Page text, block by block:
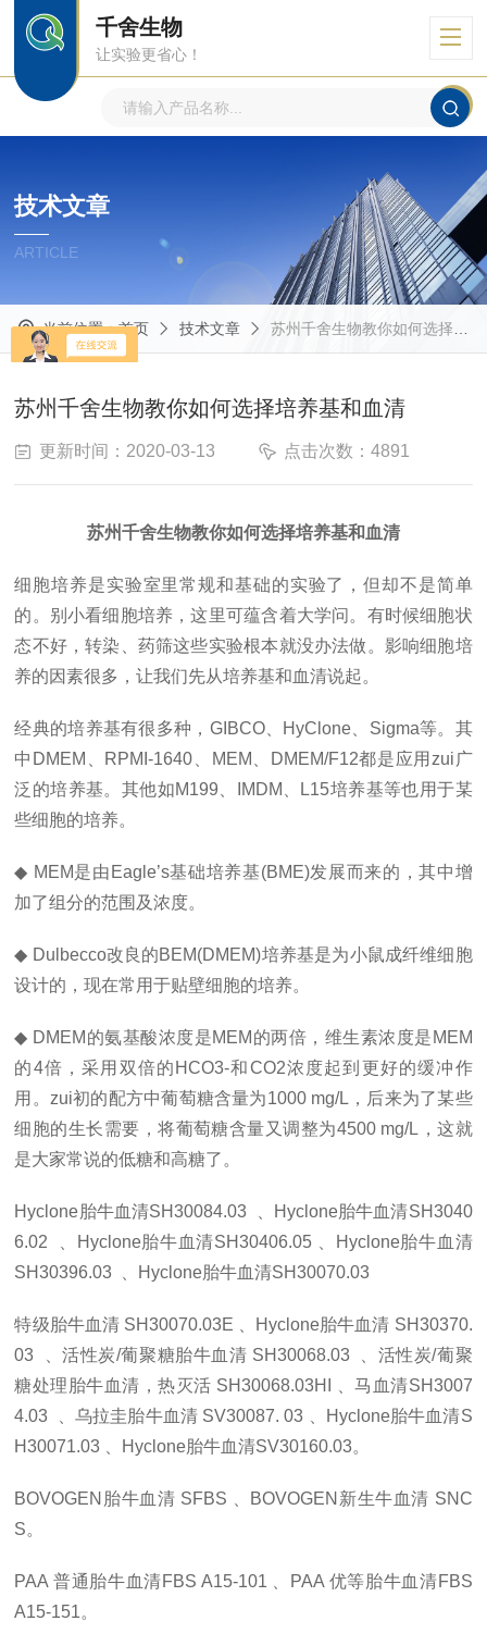
千舍生物
让实验更省心！
技术文章
ARTICLE
当前位置：首页 技术文章 苏州千舍生物教你如何选择培养基和血清
苏州千舍生物教你如何选择培养基和血清
更新时间：2020-03-13 点击次数：4891
苏州千舍生物教你如何选择培养基和血清
细胞培养是实验室里常规和基础的实验了，但却不是简单
的。别小看细胞培养，这里可蕴含着大学问。有时候细胞状
态不好，转染、药筛这些实验根本就没办法做。影响细胞培
养的因素很多，让我们先从培养基和血清说起。
经典的培养基有很多种，GIBCO、
HyClone、Sigma等。其
中DMEM、RPMI-1640、MEM、DMEM/F12都是应用 zui 广
泛的培养基。其他如M199、IMDM、L15培养基等也用于某
些细胞的培养。
◆ MEM是由Eagle’s基础培养基(BME)发展而来的，其中增
加了组分的范围及浓度。
◆ Dulbecco改良的BEM(DMEM)培养基是为小鼠成纤维细胞
设计的，现在常用于贴壁细胞的培养。
◆ DMEM的氨基酸浓度是MEM的两倍，维生素浓度是MEM
的4倍，采用双倍的HCO3-和CO2浓度起到更好的缓冲作
用。 zui初的配方中葡萄糖含量为1000 mg/L，后来为了某些
细胞的生长需要，将葡萄糖含量又调整为4500 mg/L，这就
是大家常说的低糖和高糖了。
Hyclone胎牛血清SH30084.03
Hyclone胎牛血清SH3040
6.02
Hyclone胎牛血清SH30406.05
Hyclone胎牛血清
SH30396.03
Hyclone胎牛血清SH30070.03
特级胎牛血清 SH30070.03E Hyclone胎牛血清 SH30370.
03 、活性炭/葡聚糖胎牛血清 SH30068.03
活性炭/葡聚
糖处理胎牛血清，热灭活 SH30068.03HI 、马血清SH3007
4.03
乌拉圭胎牛血清 SV30087. 03
Hyclone胎牛血清S
H30071.03
Hyclone胎牛血清SV30160.03。
BOVOGEN胎牛血清 SFBS BOVOGEN新生牛血清 SNC
S。
PAA 普通胎牛血清FBS A15-101
PAA 优等胎牛血清FBS
A15-151。